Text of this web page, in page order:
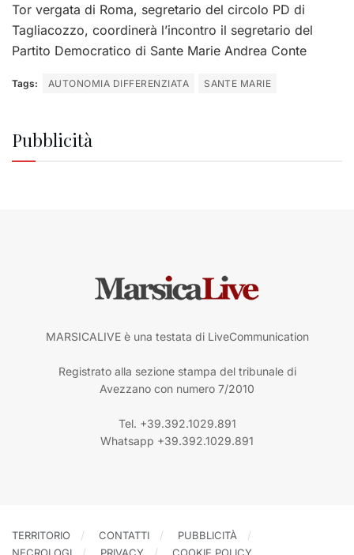
Tor vergata di Roma, segretario del circolo PD di
Tagliacozzo, coordinerà l’incontro il segretario del
Partito Democratico di Sante Marie Andrea Conte
Tags: AUTONOMIA DIFFERENZIATA SANTE MARIE
Pubblicità
MARSICALIVE è una testata di LiveCommunication
Registrato alla sezione stampa del tribunale di
Avezzano con numero 7/2010
Tel. +39.392.1029.891
Whatsapp +39.392.1029.891
TERRITORIO CONTATTI
PUBBLICITÀ
NECROLOGI
PRIVACY COOKIE POLICY